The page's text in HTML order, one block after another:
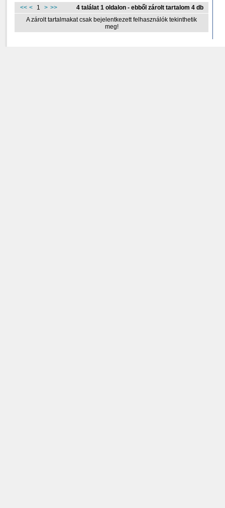
<< < 1 > >>
4 találat 1 oldalon - ebből zárolt tartalom 4 db
A zárolt tartalmakat csak bejelentkezett felhasználók tekinthetik
meg!